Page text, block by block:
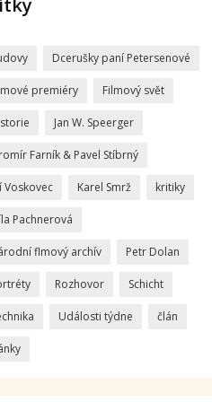
Dcerušky paní Petersenové
premiéry Filmový svět
Jan W. Speerger
Farník & Pavel Stíbrný
Voskovec Karel Smrž kritiky
Pachnerová
flmový archív Petr Dolan
Rozhovor Schicht
Události týdne člán